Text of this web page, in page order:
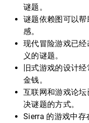
谜题。
谜题依赖图可以
感。
现代冒险游戏已
义的谜题。
旧式游戏的设计
金钱。
互联网和游戏论
决谜题的方式。
Sierra 的游戏中